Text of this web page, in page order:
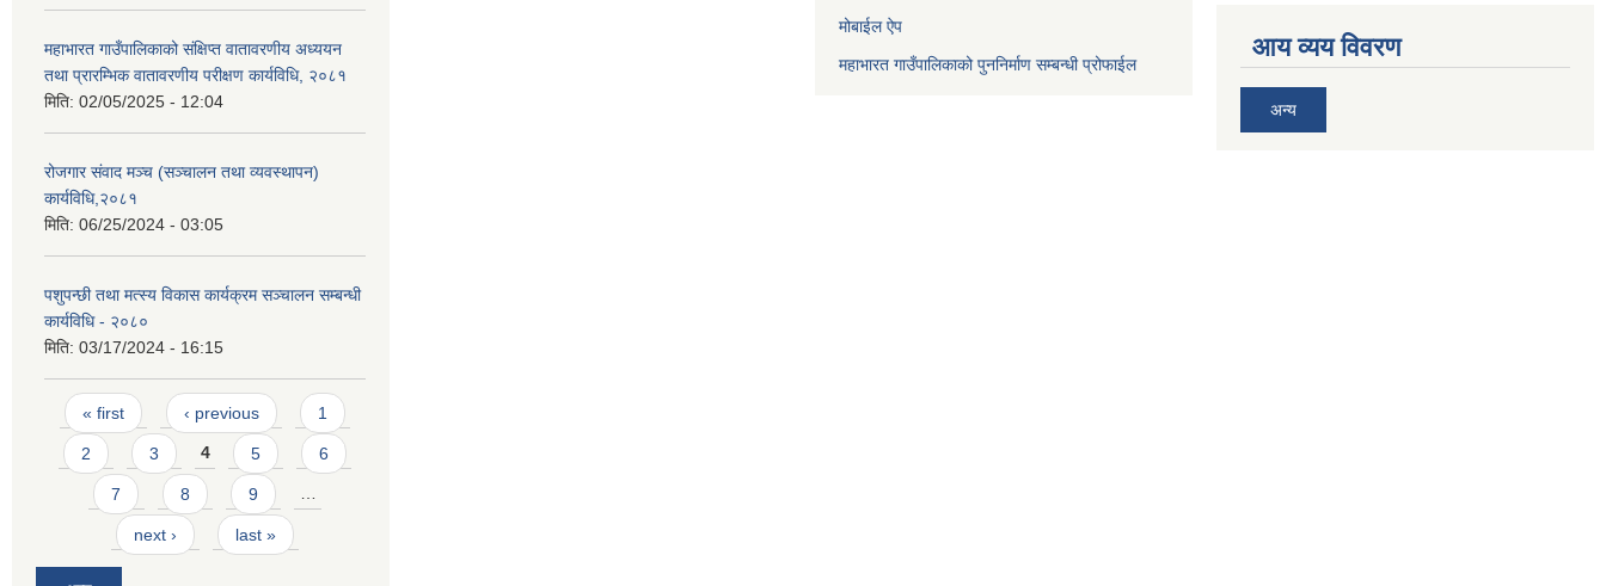
महाभारत गाउँपालिकाको संक्षिप्त वातावरणीय अध्ययन
तथा प्रारम्भिक वातावरणीय परीक्षण कार्यविधि, २०८१
मिति: 02/05/2025 - 12:04
रोजगार संवाद मञ्च (सञ्चालन तथा व्यवस्थापन)
कार्यविधि,२०८१
मिति: 06/25/2024 - 03:05
पशुपन्छी तथा मत्स्य विकास कार्यक्रम सञ्चालन सम्बन्धी
कार्यविधि - २०८०
मिति: 03/17/2024 - 16:15
Pages
« first ‹ previous 1
2 3 4 5 6
7 8 9 …
next › last »
मोबाईल ऐप
महाभारत गाउँपालिकाको पुननिर्माण सम्बन्धी प्रोफाईल
आय व्यय विवरण
अन्य